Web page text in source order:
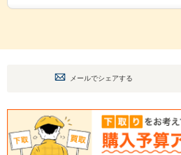
メールでシェアする